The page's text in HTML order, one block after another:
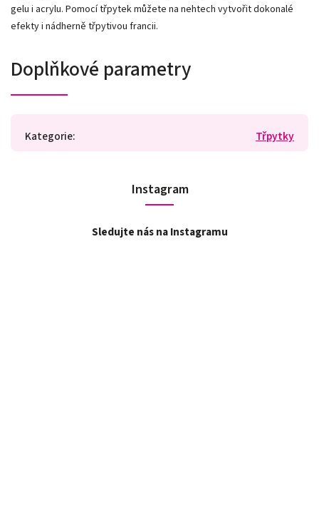
gelu i acrylu. Pomocí třpytek můžete na nehtech vytvořit dokonalé
efekty i nádherně třpytivou francii.
Doplňkové parametry
Kategorie: Třpytky
Instagram
Sledujte nás na Instagramu